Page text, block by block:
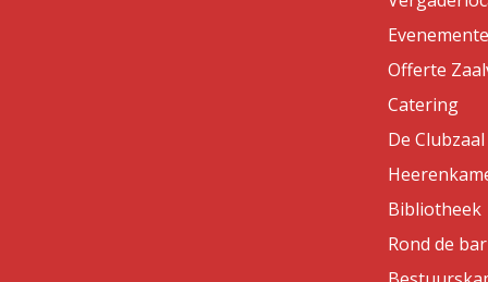
Offerte
Catering
De Clubzaal
Bibliotheek
Rond de bar